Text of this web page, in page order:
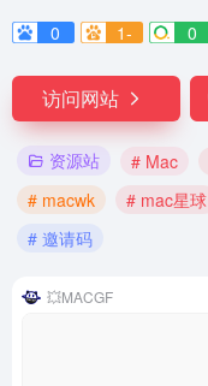
0
1- 0
访问网站
资源站 # Mac
# macwk
# mac星球
# 邀请码
💥MACGF